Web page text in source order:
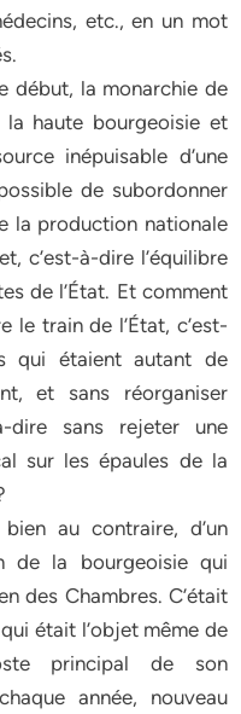
etc., en un mot
début, la monarchie de
haute bourgeoisie et
inépuisable d’une
de subordonner
la production nationale
c’est-à-dire l’équilibre
de l’État. Et comment
le train de l’État, c’est-
qui étaient autant de
et sans réorganiser
dire sans rejeter une
sur les épaules de la
au contraire, d’un
de la bourgeoisie qui
des Chambres. C’était
était l’objet même de
principal de son
année, nouveau